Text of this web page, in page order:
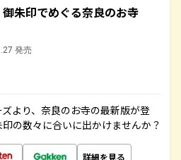
朱印でめぐる奈良のお寺
発売
より、奈良のお寺の最新版が登
の数々に合いに出かけませんか？
詳細を見る